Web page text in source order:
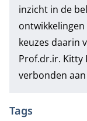
inzicht in de
keuzes daarin
Prof.dr.ir. Kitty
verbonden
Tags